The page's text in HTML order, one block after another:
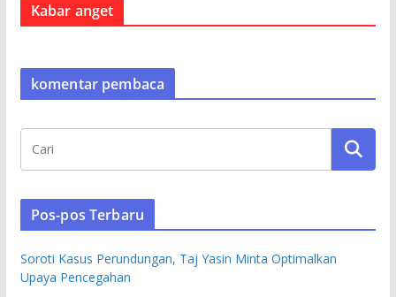
Kabar anget
komentar pembaca
Pos-pos Terbaru
Soroti Kasus Perundungan, Taj Yasin Minta Optimalkan
Upaya Pencegahan